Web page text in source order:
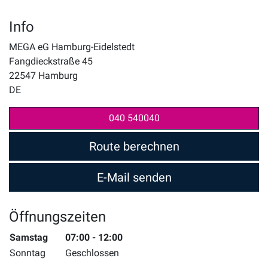
Info
MEGA eG Hamburg-Eidelstedt
Fangdieckstraße 45
22547 Hamburg
DE
040 540040
Route berechnen
E-Mail senden
Öffnungszeiten
Wochentag Zeiten
Samstag
07:00 - 12:00
Sonntag
Geschlossen